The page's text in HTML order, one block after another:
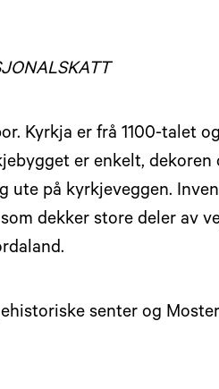
Kyrkja er frå 1100-talet
er enkelt,
ute på kyrkjeveggen.
dekker store deler av
senter og